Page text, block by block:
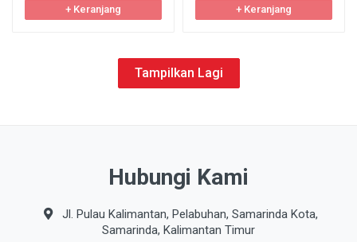
+ Keranjang + Keranjang
Tampilkan Lagi
Hubungi Kami
Jl. Pulau Kalimantan, Pelabuhan, Samarinda Kota,
Samarinda, Kalimantan Timur